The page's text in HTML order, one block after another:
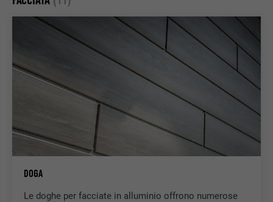
DOGA
Le doghe per facciate in alluminio offrono numerose